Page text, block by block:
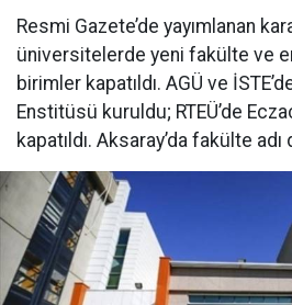
Resmi Gazete’de yayımlanan
üniversitelerde yeni fakülte ve
birimler kapatıldı. AGÜ ve
Enstitüsü kuruldu; RTEÜ’de
kapatıldı. Aksaray’da fakülte